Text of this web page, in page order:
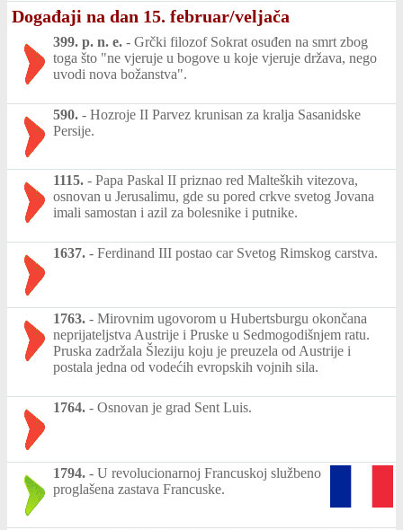
Događaji na dan 15. februar/veljača
399. p. n. e. - Grčki filozof Sokrat osuđen na smrt zbog
toga što "ne vjeruje u bogove u koje vjeruje država, nego
uvodi nova božanstva".
590. - Hozroje II Parvez krunisan za kralja Sasanidske
Persije.
1115. - Papa Paskal II priznao red Malteških vitezova,
osnovan u Jerusalimu, gde su pored crkve svetog Jovana
imali samostan i azil za bolesnike i putnike.
1637. - Ferdinand III postao car Svetog Rimskog carstva.
1763. - Mirovnim ugovorom u Hubertsburgu okončana
neprijateljstva Austrije i Pruske u Sedmogodišnjem ratu.
Pruska zadržala Šleziju koju je preuzela od Austrije i
postala jedna od vodećih evropskih vojnih sila.
1764. - Osnovan je grad Sent Luis.
1794. - U revolucionarnoj Francuskoj službeno
proglašena zastava Francuske.